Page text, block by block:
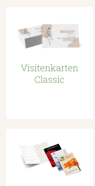
Visitenkarten
Classic